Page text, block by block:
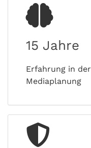
15 Jahre
Erfahrung in der
Mediaplanung